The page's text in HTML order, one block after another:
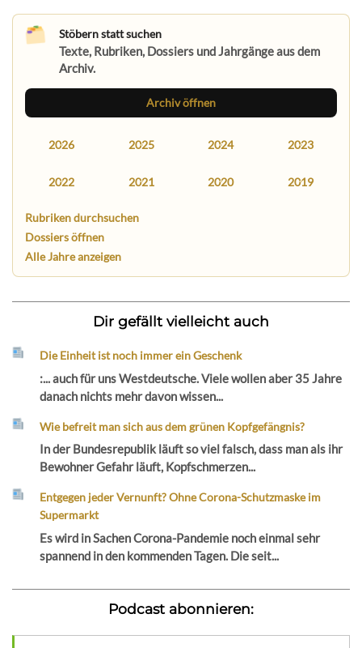
Stöbern statt suchen
Texte, Rubriken, Dossiers und Jahrgänge aus dem
Archiv.
Archiv öffnen
2026 2025 2024 2023
2022 2021 2020 2019
Rubriken durchsuchen
Dossiers öffnen
Alle Jahre anzeigen
Dir gefällt vielleicht auch
Die Einheit ist noch immer ein Geschenk
:... auch für uns Westdeutsche. Viele wollen aber 35 Jahre
danach nichts mehr davon wissen...
Wie befreit man sich aus dem grünen Kopfgefängnis?
In der Bundesrepublik läuft so viel falsch, dass man als ihr
Bewohner Gefahr läuft, Kopfschmerzen...
Entgegen jeder Vernunft? Ohne Corona-Schutzmaske im
Supermarkt
Es wird in Sachen Corona-Pandemie noch einmal sehr
spannend in den kommenden Tagen. Die seit...
Podcast abonnieren: